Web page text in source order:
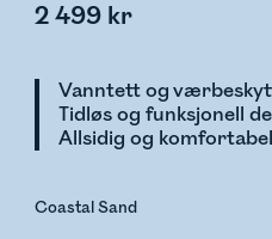
2 499 kr
Vanntett og
Tidløs og funksjonell
Allsidig og
Coastal Sand